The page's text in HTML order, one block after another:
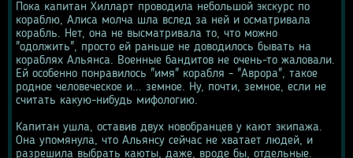
Пока капитан Хилларт проводила небольшой экскурс по
кораблю, Алиса молча шла вслед за ней и осматривала
корабль. Нет, она не высматривала то, что можно
"одолжить", просто ей раньше не доводилось бывать на
кораблях Альянса. Военные бандитов не очень-то жаловали.
Ей особенно понравилось "имя" корабля - "Аврора", такое
родное человеческое и... земное. Ну, почти, земное, если не
считать какую-нибудь мифологию.
Капитан ушла, оставив двух новобранцев у кают экипажа.
Она упомянула, что Альянсу сейчас не хватает людей, и
разрешила выбрать каюты, даже, вроде бы, отдельные.